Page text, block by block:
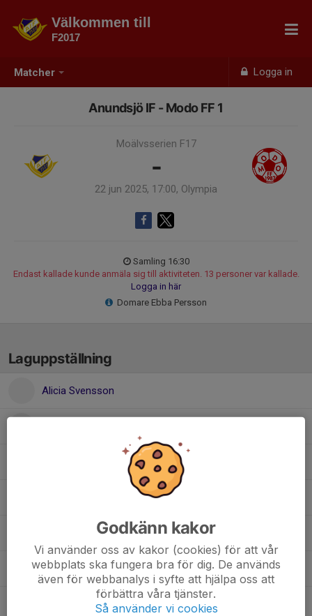
Matcher Logga in
Välkommen till
F2017
Anundsjö IF - Modo FF 1
Moälvsserien F17
-
22 jun 2025, 17:00, Olympia
Samling 16:30
Endast kallade kunde anmäla sig till aktiviteten. 13 personer var kallade.
Logga in här
Domare Ebba Persson
Laguppställning
Alicia Svensson
Lovisa Seläng
Meya Johansson
Selma Nilsson
Godkänn kakor
Vi använder oss av kakor (cookies) för att vår
webbplats ska fungera bra för dig. De används
även för webbanalys i syfte att hjälpa oss att
förbättra våra tjänster.
Så använder vi cookies